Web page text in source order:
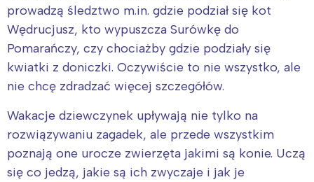
prowadzą śledztwo m.in. gdzie podział się kot
Wędrucjusz, kto wypuszcza Surówkę do
Pomarańczy, czy chociażby gdzie podziały się
kwiatki z doniczki. Oczywiście to nie wszystko, ale
nie chcę zdradzać więcej szczegółów.
Wakacje dziewczynek upływają nie tylko na
rozwiązywaniu zagadek, ale przede wszystkim
poznają one urocze zwierzęta jakimi są konie. Uczą
się co jedzą, jakie są ich zwyczaje i jak je